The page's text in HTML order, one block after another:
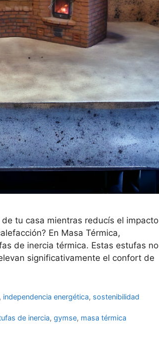
tu casa mientras reducís el impacto
En Masa Térmica,
de inercia térmica. Estas estufas no
significativamente el confort de
, independencia energética, sostenibilidad
de inercia,gymse, masa térmica